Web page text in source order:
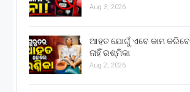
Aug 3, 2026
ଆହତ ଯୋଗୁଁ ଏବେ କାମ କରିବେ
ନାହିଁ ରଶ୍ମିକା
Aug 2, 2026